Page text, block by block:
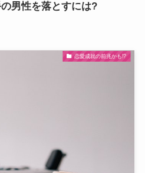
男性を落とすには?
恋愛成就の前兆かも!?